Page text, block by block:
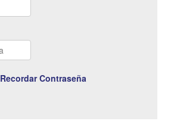
Recordar Contraseña